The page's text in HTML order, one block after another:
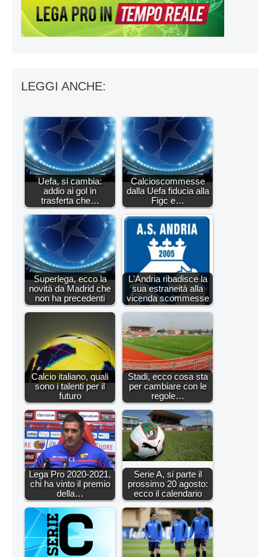
LEGGI ANCHE:
Uefa, si cambia:
addio ai gol in
trasferta che…
Calcioscommesse
dalla Uefa fiducia alla
Figc e…
Superlega, ecco la
novità da Madrid che
non ha precedenti
L'Andria ribadisce la
sua estraneità alla
vicenda scommesse
Calcio italiano, quali
sono i talenti per il
futuro
Stadi, ecco cosa sta
per cambiare con le
regole…
Lega Pro 2020-2021,
chi ha vinto il premio
della…
Serie A, si parte il
prossimo 20 agosto:
ecco il calendario